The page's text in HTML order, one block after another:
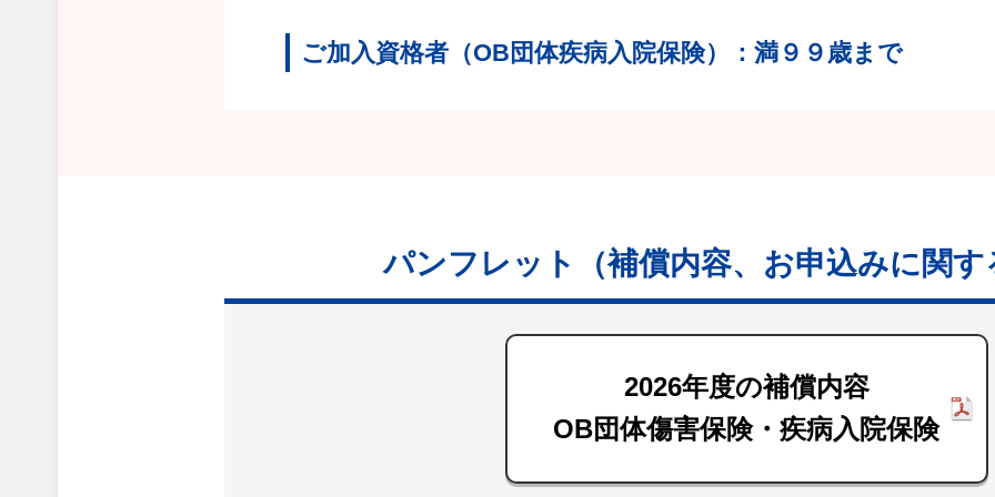
ご加入資格者（OB団体疾病入院保険） ：満９９歳まで
パンフレット （補償内容、お申込みに関
2026年度の補償内容
OB団体傷害保険・疾病入院保険